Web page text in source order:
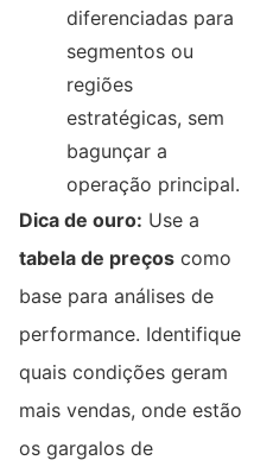
diferenciadas para
segmentos ou
regiões
estratégicas, sem
bagunçar a
operação principal.
Dica de ouro: Use a
tabela de preçoscomo
base para análises de
performance. Identifique
quais condições geram
mais vendas, onde estão
os gargalos de